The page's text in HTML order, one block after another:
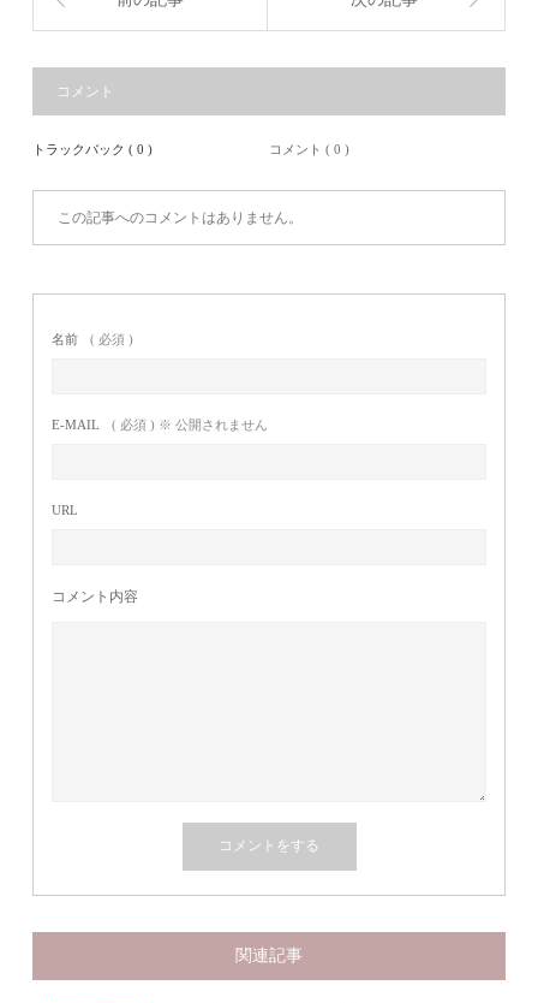
コメント
トラックバック ( 0 ) コメント ( 0 )
この記事へのコメントはありません。
名前 ( 必須 )
E-MAIL ( 必須 ) ※ 公開されません
URL
コメント内容
関連記事